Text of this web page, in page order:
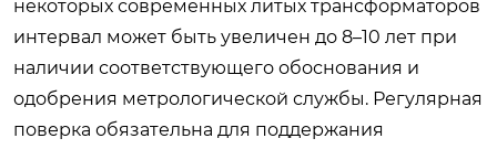
некоторых современных литых трансформаторов
интервал может быть увеличен до 8–10 лет при
наличии соответствующего обоснования и
одобрения метрологической службы. Регулярная
поверка обязательна для поддержания